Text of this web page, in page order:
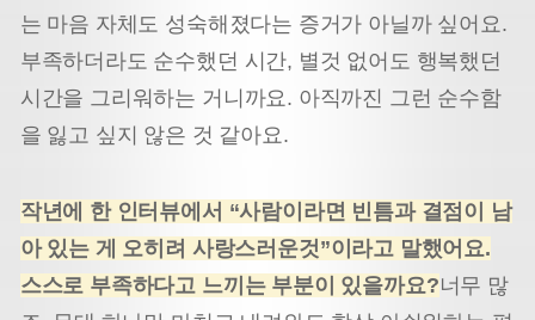
는 마음 자체도 성숙해졌다는 증거가 아닐까 싶어요.
부족하더라도 순수했던 시간, 별것 없어도 행복했던
시간을 그리워하는 거니까요. 아직까진 그런 순수함
을 잃고 싶지 않은 것 같아요.
작년에 한 인터뷰에서 “사람이라면 빈틈과 결점이 남
아 있는 게 오히려 사랑스러운것”이라고 말했어요.
스스로 부족하다고 느끼는 부분이 있을까요?너무 많